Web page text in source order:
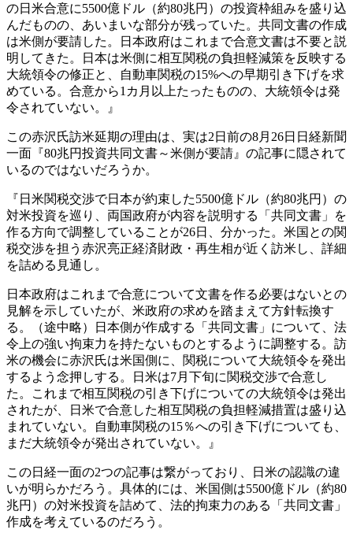
の日米合意に5500億ドル（約80兆円）の投資枠組みを盛り込
んだものの、あいまいな部分が残っていた。共同文書の作成
は米側が要請した。日本政府はこれまで合意文書は不要と説
明してきた。日本は米側に相互関税の負担軽減策を反映する
大統領令の修正と、自動車関税の15%への早期引き下げを求
めている。合意から1カ月以上たったものの、大統領令は発
令されていない。』
この赤沢氏訪米延期の理由は、実は2日前の8月26日日経新聞
一面『80兆円投資共同文書～米側が要請』の記事に隠されて
いるのではないだろうか。
『日米関税交渉で日本が約束した5500億ドル（約80兆円）の
対米投資を巡り、両国政府が内容を説明する「共同文書」を
作る方向で調整していることが26日、分かった。米国との関
税交渉を担う赤沢亮正経済財政・再生相が近く訪米し、詳細
を詰める見通し。
日本政府はこれまで合意について文書を作る必要はないとの
見解を示していたが、米政府の求めを踏まえて方針転換す
る。（途中略）日本側が作成する「共同文書」について、法
令上の強い拘束力を持たないものとするように調整する。訪
米の機会に赤沢氏は米国側に、関税について大統領令を発出
するよう念押しする。日米は7月下旬に関税交渉で合意し
た。これまで相互関税の引き下げについての大統領令は発出
されたが、日米で合意した相互関税の負担軽減措置は盛り込
まれていない。自動車関税の15％への引き下げについても、
まだ大統領令が発出されていない。』
この日経一面の2つの記事は繋がっており、日米の認識の違
いが明らかだろう。具体的には、米国側は5500億ドル（約80
兆円）の対米投資を詰めて、法的拘束力のある「共同文書」
作成を考えているのだろう。